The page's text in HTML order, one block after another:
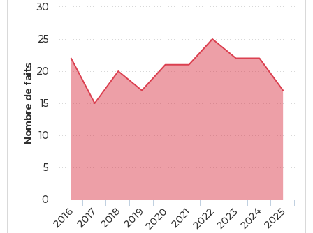
Nombre de faits
20162017 20182019202020212022202320242025
0
5
10
15
20
25
30